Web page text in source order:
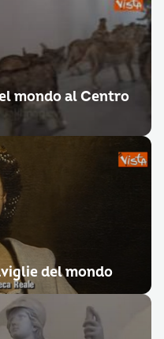
mondo al Centro
del mondo